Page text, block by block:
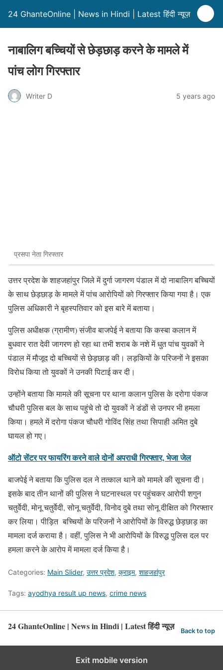
24 GhanteOnline | News in Hindi | Latest हिंदी न्यूज़
नाबालिग बच्चियों से छेड़छाड़ करने के मामले में
पांच लोग गिरफ्तार
Writer D 5 years ago
प्रसपा नेता गिरफ्तार
उत्तर प्रदेश के शाहजहांपुर जिले में दुर्गा जागरण पंडाल में दो नाबालिग बच्चियों
के साथ छेड़छाड़ के मामले में पांच आरोपियों को गिरफ्तार किया गया है। एक
पुलिस अधिकारी ने बृहस्पतिवार को इस बारे में बताया।
पुलिस अधीक्षक (ग्रामीण) संजीव बाजपेई ने बताया कि कस्बा कलान में
बुधवार रात देवी जागरण हो रहा था तभी शराब के नशे में धुत पांच युवकों ने
पंडाल में मौजूद दो बच्चियों से छेड़छाड़ की। लड़कियों के परिजनों ने इसका
विरोध किया तो युवकों ने उनकी पिटाई कर दी।
उन्होंने बताया कि मामले की सूचना पर थाना कलान पुलिस के दरोगा पंकज
चौधरी पुलिस बल के साथ पहुंचे तो दो युवकों ने डंडों से उनपर भी हमला
किया। हमले में दरोगा पंकज चौधरी गोविंद सिंह तथा सिपाही अमित दुबे
घायल हो गए।
ऑटो सेंटर पर फायरिंग करने वाले दोनों अपराधी गिरफ्तार, भेजा जेल
बाजपेई ने बताया कि पुलिस दल ने तत्काल थाने को मामले की सूचना दी।
इसके बाद तीन थानों की पुलिस ने घटनास्थल पर पहुंचकर आरोपी शगुन
चतुर्वेदी, मोनू चतुर्वेदी, सोनू चतुर्वेदी, विनोद दुबे तथा सोनू दीक्षित को गिरफ्तार
कर लिया। पीड़ित बच्चियों के परिजनों ने आरोपियों के विरुद्ध छेड़छाड़ का
मामला दर्ज कराया है। वहीं, पुलिस ने भी आरोपियों के विरुद्ध पुलिस दल पर
हमला करने के आरोप में मामला दर्ज किया है।
Categories: Main Slider, उत्तर प्रदेश, क्राइम, शाहजहांपुर
Tags: ayodhya result up news, crime news
24 GhanteOnline | News in Hindi | Latest हिंदी न्यूज़ Back to top
Exit mobile version